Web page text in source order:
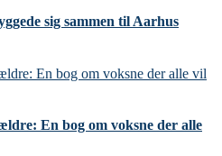
sig sammen til Aarhus
En bog om voksne der alle